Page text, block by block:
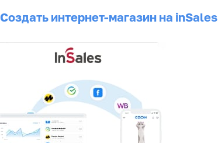
Создать интернет-магазин на inSales